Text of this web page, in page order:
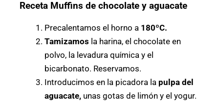
Receta Muffins de chocolate y aguacate
Precalentamos el horno a 180ºC.
Tamizamos la harina, el chocolate en
polvo, la levadura química y el
bicarbonato. Reservamos.
Introducimos en la picadora la pulpa del
aguacate, unas gotas de limón y el yogur.